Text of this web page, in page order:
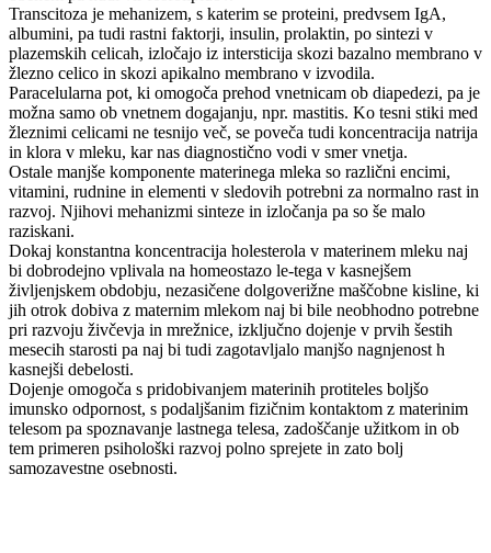
Transcitoza je mehanizem, s katerim se proteini, predvsem IgA,
albumini, pa tudi rastni faktorji, insulin, prolaktin, po sintezi v
plazemskih celicah, izločajo iz intersticija skozi bazalno membrano v
žlezno celico in skozi apikalno membrano v izvodila.
Paracelularna pot, ki omogoča prehod vnetnicam ob diapedezi, pa je
možna samo ob vnetnem dogajanju, npr. mastitis. Ko tesni stiki med
žleznimi celicami ne tesnijo več, se poveča tudi koncentracija natrija
in klora v mleku, kar nas diagnostično vodi v smer vnetja.
Ostale manjše komponente materinega mleka so različni encimi,
vitamini, rudnine in elementi v sledovih potrebni za normalno rast in
razvoj. Njihovi mehanizmi sinteze in izločanja pa so še malo
raziskani.
Dokaj konstantna koncentracija holesterola v materinem mleku naj
bi dobrodejno vplivala na homeostazo le-tega v kasnejšem
življenjskem obdobju, nezasičene dolgoverižne maščobne kisline, ki
jih otrok dobiva z maternim mlekom naj bi bile neobhodno potrebne
pri razvoju živčevja in mrežnice, izključno dojenje v prvih šestih
mesecih starosti pa naj bi tudi zagotavljalo manjšo nagnjenost h
kasnejši debelosti.
Dojenje omogoča s pridobivanjem materinih protiteles boljšo
imunsko odpornost, s podaljšanim fizičnim kontaktom z materinim
telesom pa spoznavanje lastnega telesa, zadoščanje užitkom in ob
tem primeren psihološki razvoj polno sprejete in zato bolj
samozavestne osebnosti.